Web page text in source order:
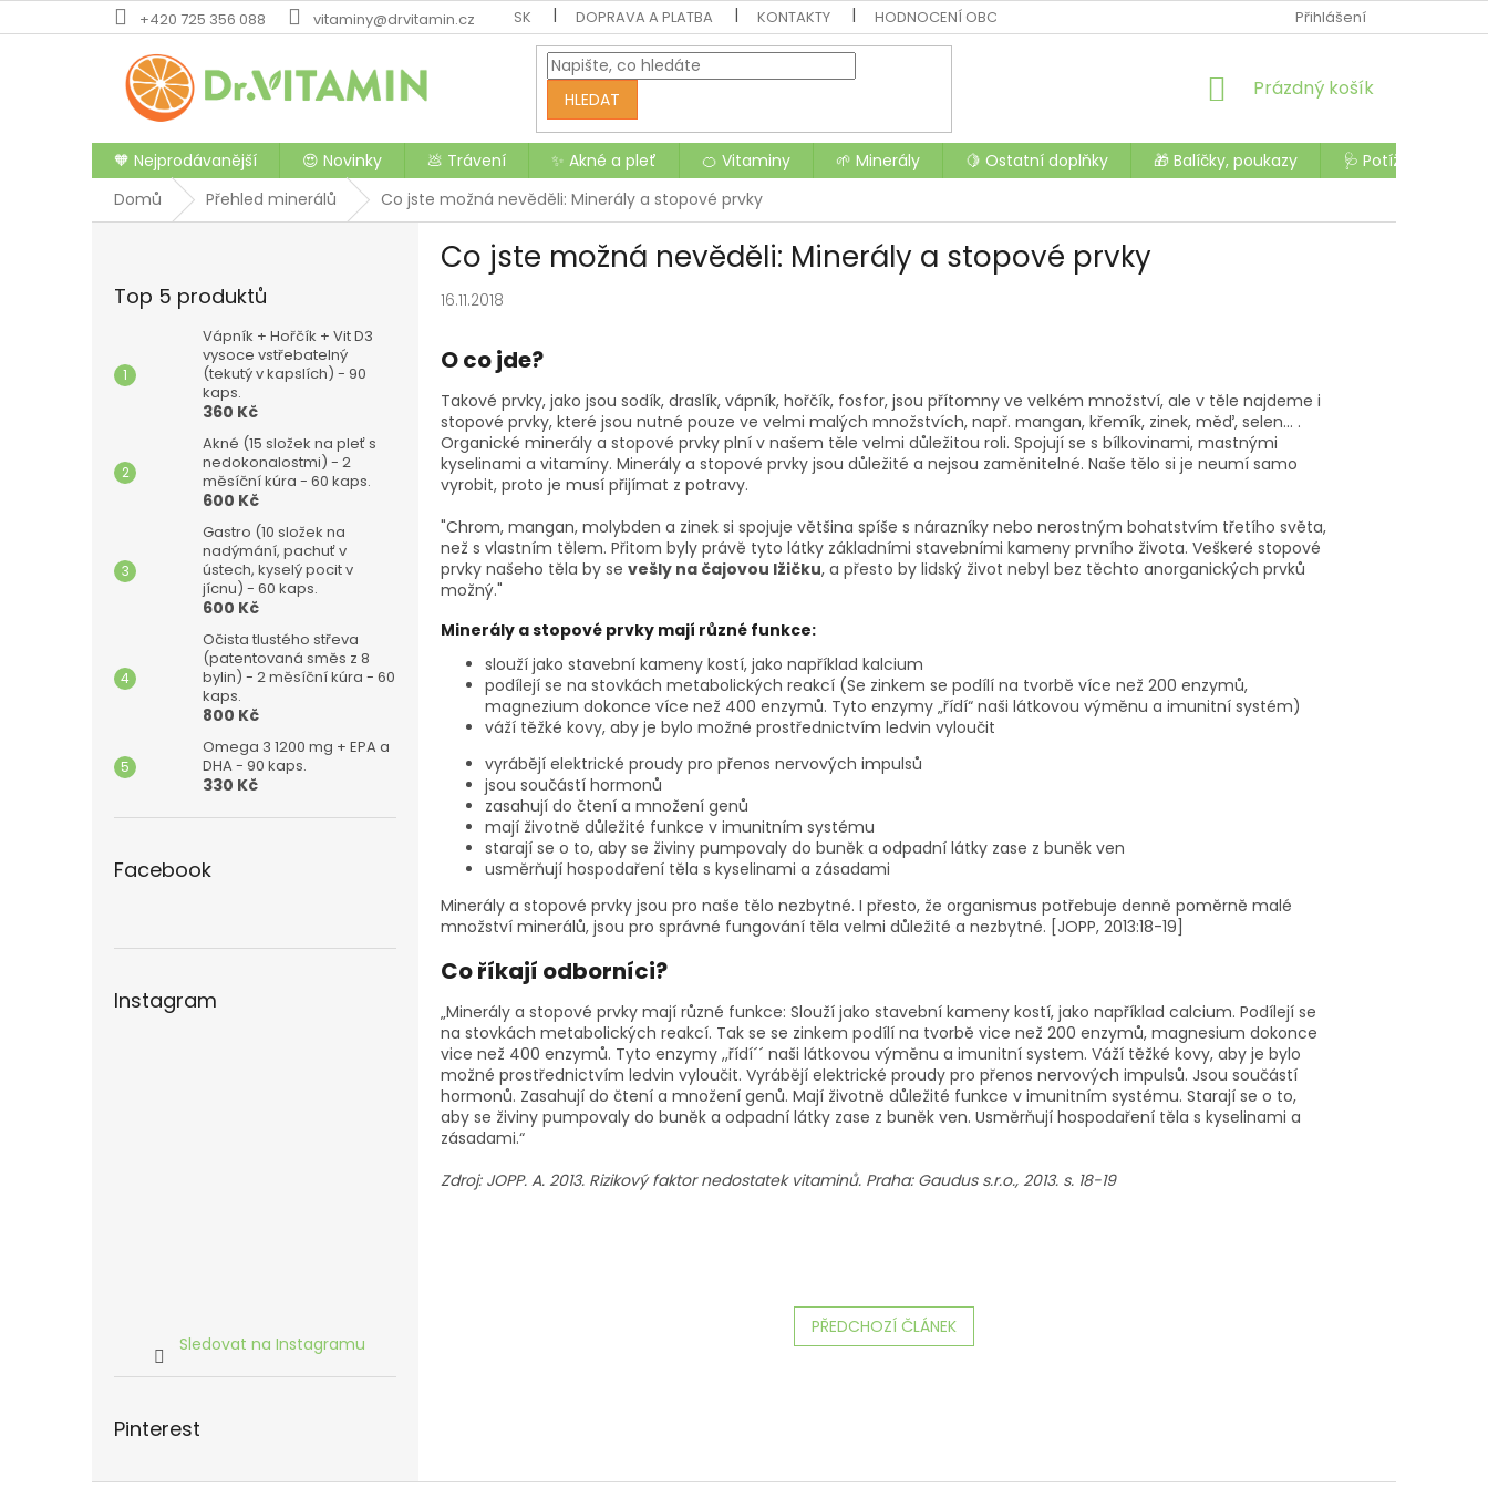
na
+420 725 356 088 vitaminy@drvitamin.cz SK DOPRAVA A PLATBA KONTAKTY HODNOCENÍ OBCHODU OBCHODNÍ PODMÍNKY
Přihlášení
HLEDAT
NÁKUPNÍ
Prázdný košík
🧡 Nejprodávanější 😍 Novinky 💩 Trávení ✨ Akné a pleť 🍊 Vitaminy 🌱 Minerály 🍋 Ostatní doplňky 🎁 Balíčky, poukazy
🩺 Potíže a nemoci
Domů
Přehled minerálů Co jste možná nevěděli: Minerály a stopové prvky
Top 5 produktů
Vápník + Hořčík + Vit D3
vysoce vstřebatelný
(tekutý v kapslích) - 90
kaps.
360 Kč
Akné (15 složek na pleť s
nedokonalostmi) - 2
měsíční kúra - 60 kaps.
600 Kč
Gastro (10 složek na
nadýmání, pachuť v
ústech, kyselý pocit v
jícnu) - 60 kaps.
600 Kč
Očista tlustého střeva
(patentovaná směs z 8
bylin) - 2 měsíční kúra - 60
kaps.
800 Kč
Omega 3 1200 mg + EPA a
DHA - 90 kaps.
330 Kč
Facebook
Instagram
Sledovat na Instagramu
Pinterest
Co jste možná nevěděli: Minerály a stopové prvky
16.11.2018
O co jde?
Takové prvky, jako jsou sodík, draslík, vápník, hořčík, fosfor, jsou přítomny ve velkém množství, ale v těle najdeme i
stopové prvky, které jsou nutné pouze ve velmi malých množstvích, např. mangan, křemík, zinek, měď, selen... .
Organické minerály a stopové prvky plní v našem těle velmi důležitou roli. Spojují se s bílkovinami, mastnými
kyselinami a vitamíny. Minerály a stopové prvky jsou důležité a nejsou zaměnitelné. Naše tělo si je neumí samo
vyrobit, proto je musí přijímat z potravy.
"Chrom, mangan, molybden a zinek si spojuje většina spíše s nárazníky nebo nerostným bohatstvím třetího světa,
než s vlastním tělem. Přitom byly právě tyto látky základními stavebními kameny prvního života. Veškeré stopové
prvky našeho těla by se vešly na čajovou lžičku, a přesto by lidský život nebyl bez těchto anorganických prvků
možný."
Minerály a stopové prvky mají různé funkce:
slouží jako stavební kameny kostí, jako například kalcium
podílejí se na stovkách metabolických reakcí (Se zinkem se podílí na tvorbě více než 200 enzymů,
magnezium dokonce více než 400 enzymů. Tyto enzymy „řídí“ naši látkovou výměnu a imunitní systém)
váží těžké kovy, aby je bylo možné prostřednictvím ledvin vyloučit
vyrábějí elektrické proudy pro přenos nervových impulsů
jsou součástí hormonů
zasahují do čtení a množení genů
mají životně důležité funkce v imunitním systému
starají se o to, aby se živiny pumpovaly do buněk a odpadní látky zase z buněk ven
usměrňují hospodaření těla s kyselinami a zásadami
Minerály a stopové prvky jsou pro naše tělo nezbytné. I přesto, že organismus potřebuje denně poměrně malé
množství minerálů, jsou pro správné fungování těla velmi důležité a nezbytné. [JOPP, 2013:18-19]
Co říkají odborníci?
„Minerály a stopové prvky mají různé funkce: Slouží jako stavební kameny kostí, jako například calcium. Podílejí se
na stovkách metabolických reakcí. Tak se se zinkem podílí na tvorbě vice než 200 enzymů, magnesium dokonce
vice než 400 enzymů. Tyto enzymy ,,řídí´´ naši látkovou výměnu a imunitní system. Váží těžké kovy, aby je bylo
možné prostřednictvím ledvin vyloučit. Vyrábějí elektrické proudy pro přenos nervových impulsů. Jsou součástí
hormonů. Zasahují do čtení a množení genů. Mají životně důležité funkce v imunitním systému. Starají se o to,
aby se živiny pumpovaly do buněk a odpadní látky zase z buněk ven. Usměrňují hospodaření těla s kyselinami a
zásadami.“
Zdroj: JOPP. A. 2013. Rizikový faktor nedostatek vitaminů. Praha: Gaudus s.r.o., 2013. s. 18-19
PŘEDCHOZÍ ČLÁNEK